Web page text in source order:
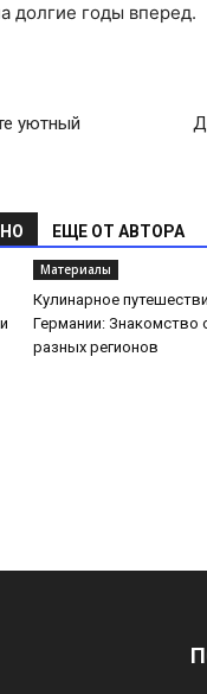
долгие годы вперед.
уютный
ЕЩЕ ОТ АВТОРА
Материалы
Кулинарное
Германии: Знакомство
разных регионов